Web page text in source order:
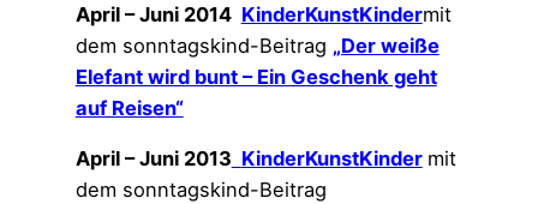
April – Juni 2014 KinderKunstKindermit
dem sonntagskind-Beitrag „Der weiße
Elefant wird bunt – Ein Geschenk geht
auf Reisen“
April – Juni 2013 KinderKunstKinder mit
dem sonntagskind-Beitrag